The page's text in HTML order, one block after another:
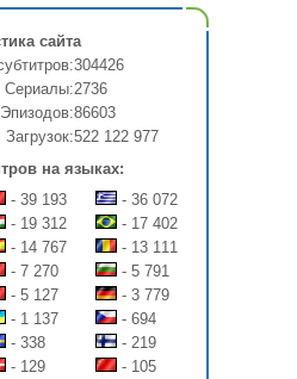
сайта
304426
Сериалы:2736
Эпизодов:86603
Загрузок:522 122 977
на языках:
- 39 193
- 36 072
- 19 312
- 17 402
- 14 767
- 13 111
- 7 270
- 5 791
- 5 127
- 3 779
- 1 137
- 694
- 338
- 219
- 129 - 105